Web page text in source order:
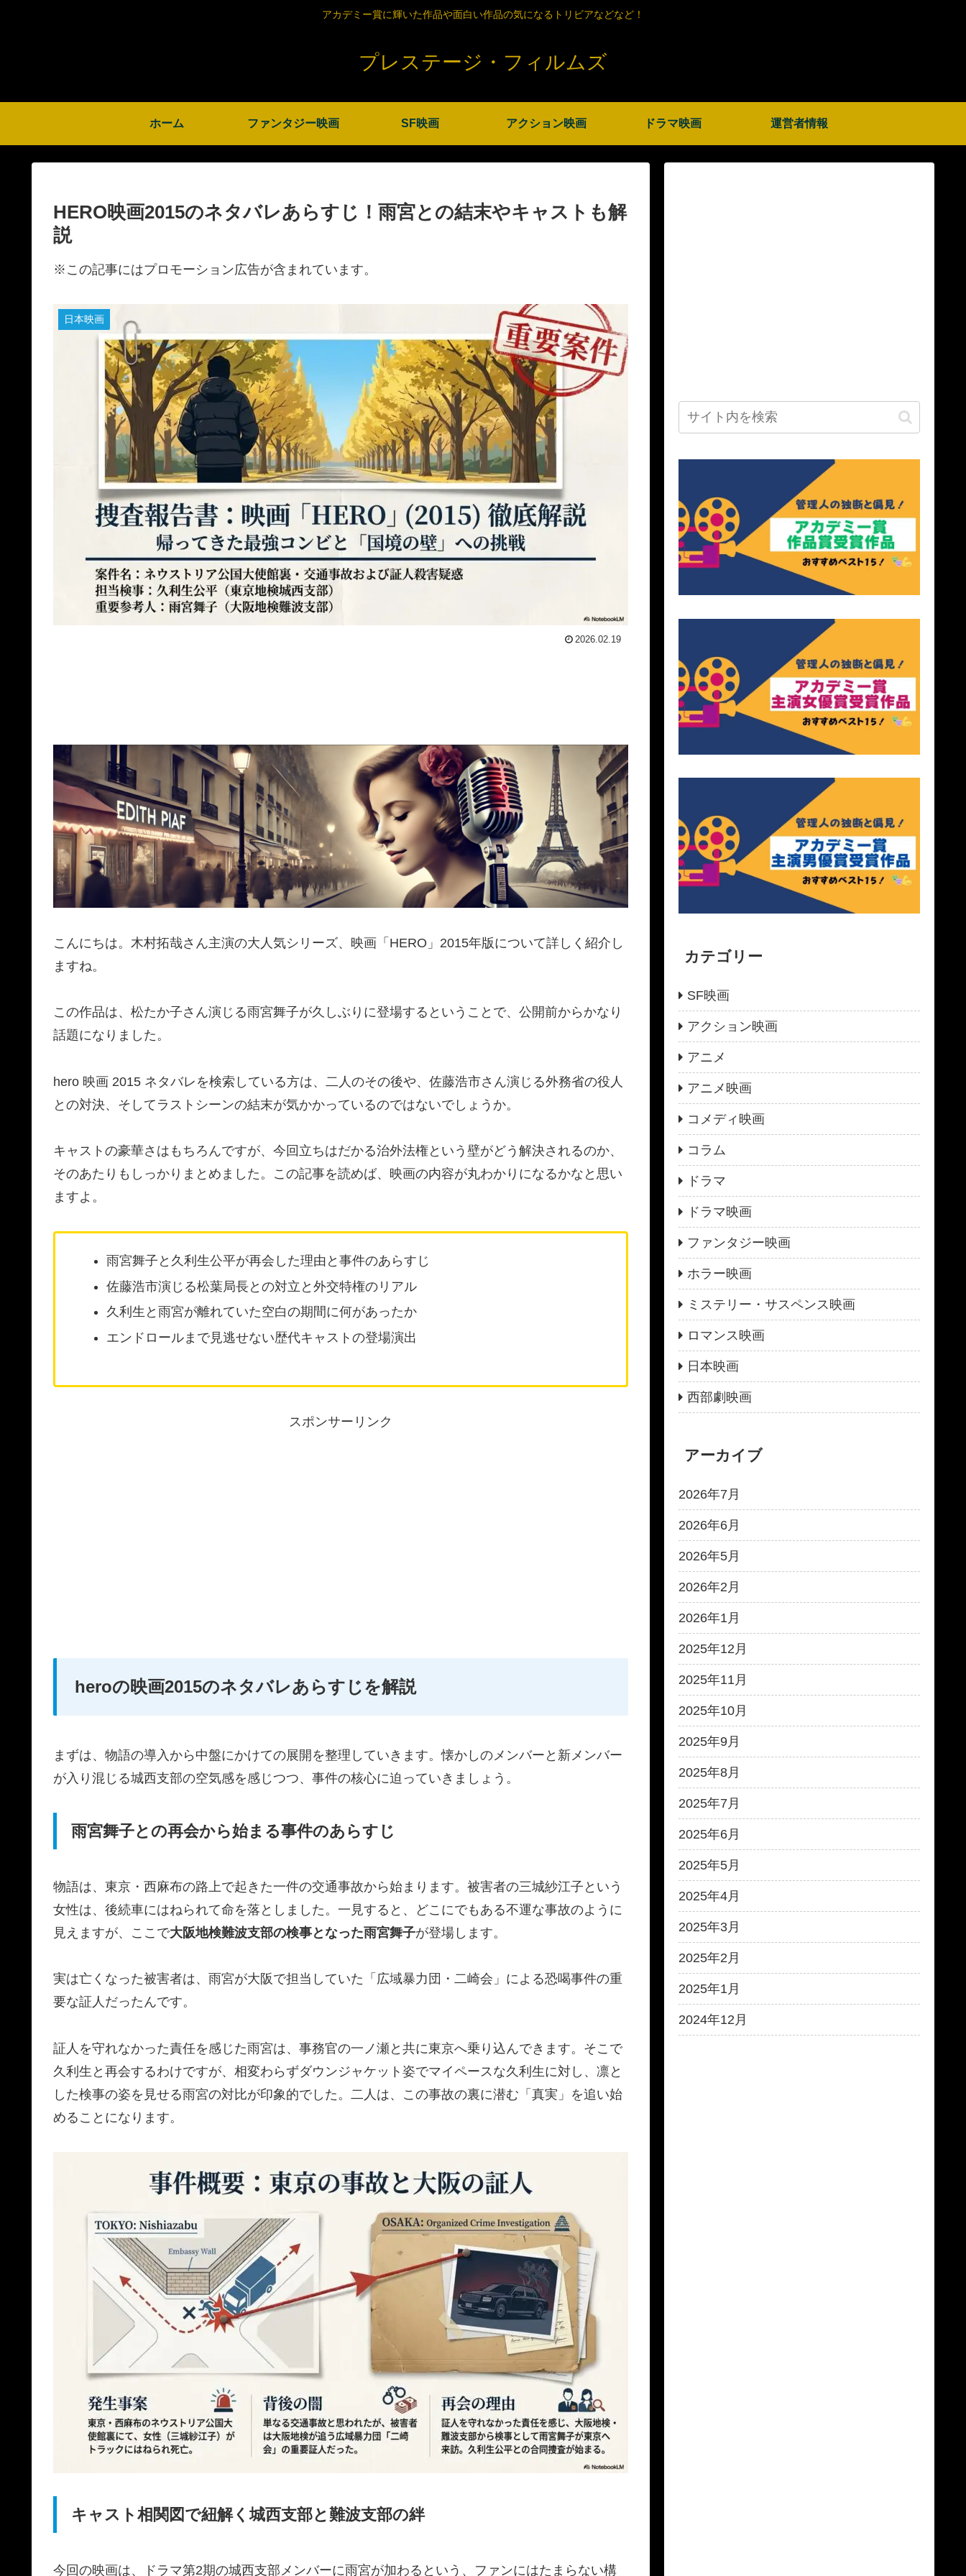
アカデミー賞に輝いた作品や面白い作品の気になるトリビアなどなど！
プレステージ・フィルムズ
ホーム ファンタジー映画 SF映画 アクション映画 ドラマ映画 運営者情報
HERO映画2015のネタバレあらすじ！雨宮との結末やキャストも解
説
※この記事にはプロモーション広告が含まれています。
日本映画
2026.02.19
こんにちは。木村拓哉さん主演の大人気シリーズ、映画「HERO」2015年版について詳しく紹介し
ますね。
この作品は、松たか子さん演じる雨宮舞子が久しぶりに登場するということで、公開前からかなり
話題になりました。
hero 映画 2015 ネタバレを検索している方は、二人のその後や、佐藤浩市さん演じる外務省の役人
との対決、そしてラストシーンの結末が気かかっているのではないでしょうか。
キャストの豪華さはもちろんですが、今回立ちはだかる治外法権という壁がどう解決されるのか、
そのあたりもしっかりまとめました。この記事を読めば、映画の内容が丸わかりになるかなと思い
ますよ。
雨宮舞子と久利生公平が再会した理由と事件のあらすじ
佐藤浩市演じる松葉局長との対立と外交特権のリアル
久利生と雨宮が離れていた空白の期間に何があったか
エンドロールまで見逃せない歴代キャストの登場演出
スポンサーリンク
heroの映画2015のネタバレあらすじを解説
まずは、物語の導入から中盤にかけての展開を整理していきます。懐かしのメンバーと新メンバー
が入り混じる城西支部の空気感を感じつつ、事件の核心に迫っていきましょう。
雨宮舞子との再会から始まる事件のあらすじ
物語は、東京・西麻布の路上で起きた一件の交通事故から始まります。被害者の三城紗江子という
女性は、後続車にはねられて命を落としました。一見すると、どこにでもある不運な事故のように
見えますが、ここで大阪地検難波支部の検事となった雨宮舞子が登場します。
実は亡くなった被害者は、雨宮が大阪で担当していた「広域暴力団・二崎会」による恐喝事件の重
要な証人だったんです。
証人を守れなかった責任を感じた雨宮は、事務官の一ノ瀬と共に東京へ乗り込んできます。そこで
久利生と再会するわけですが、相変わらずダウンジャケット姿でマイペースな久利生に対し、凛と
した検事の姿を見せる雨宮の対比が印象的でした。二人は、この事故の裏に潜む「真実」を追い始
めることになります。
キャスト相関図で紐解く城西支部と難波支部の絆
今回の映画は、ドラマ第2期の城西支部メンバーに雨宮が加わるという、ファンにはたまらない構
カテゴリー
SF映画
アクション映画
アニメ
アニメ映画
コメディ映画
コラム
ドラマ
ドラマ映画
ファンタジー映画
ホラー映画
ミステリー・サスペンス映画
ロマンス映画
日本映画
西部劇映画
アーカイブ
2026年7月
2026年6月
2026年5月
2026年2月
2026年1月
2025年12月
2025年11月
2025年10月
2025年9月
2025年8月
2025年7月
2025年6月
2025年5月
2025年4月
2025年3月
2025年2月
2025年1月
2024年12月